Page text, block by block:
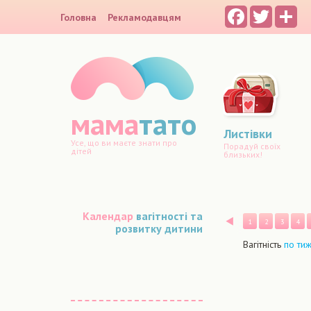
Головна Рекламодавцям FacebookTwitter
маматато
Усе, що ви маєте знати про
дітей
Листівки
Порадуй своїх
близьких!
Календар вагітності та
розвитку дитини
Назад
1 2 3 4
Вагітність по